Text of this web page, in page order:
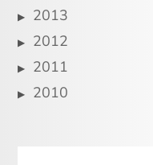
2013
2012
2011
2010